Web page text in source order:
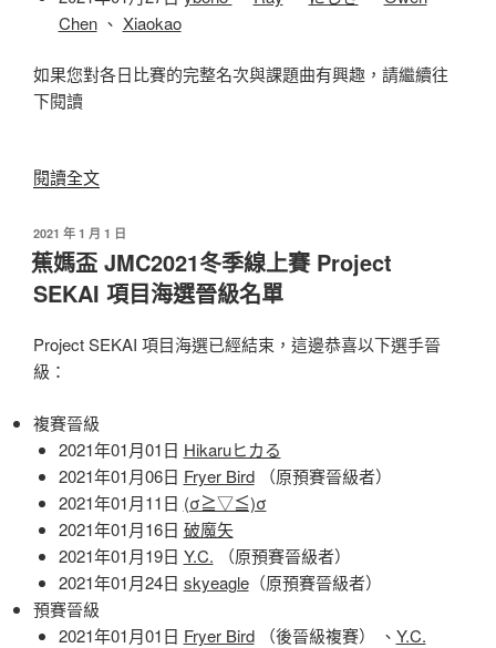
Chen、 Xiaokao
如果您對各日比賽的完整名次與課題曲有興趣，請繼續往
下閱讀
閱讀全文〈蕉
盃
JMC2021
冬
季
線
項
目
海
選
晉
級
單〉
發
佈
於
2021 年 1 月 1 日
蕉媽盃 JMC2021冬季線上賽 Project
SEKAI 項目海選晉級名單
Project SEKAI 項目海選已經結束，這邊恭喜以下選手晉
級：
複賽晉級
2021年01月01日 Hikaruヒカる
2021年01月06日 Fryer Bird（原預賽晉級者）
2021年01月11日 (σ≧▽≦)σ
2021年01月16日 破魔矢
2021年01月19日 Y.C. （原預賽晉級者）
2021年01月24日 skyeagle（原預賽晉級者）
預賽晉級
2021年01月01日 Fryer Bird（後晉級複賽） 、 Y.C.